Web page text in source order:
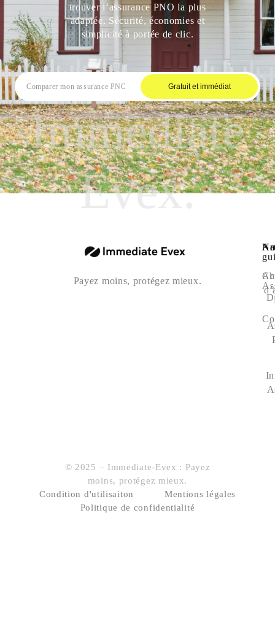
trouver l’assurance PNO la plus
adaptée. Sécurité, économies et
simplicité à portée de clic.
Gratuit et immédiat
Immediate
Evex.
Payez moins, protégez mieux.
© 2025 – Immediate-Evex : Payez
moins, protégez mieux.
Condition d'utilisaiton
Mentions légales
Politique de confidentialité